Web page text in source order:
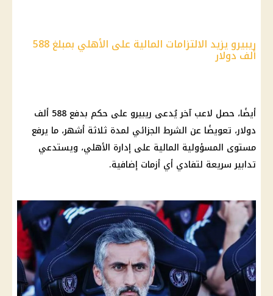
ريبيرو يزيد الالتزامات المالية على الأهلي بمبلغ 588
ألف دولار
أيضًا، حصل لاعب آخر يُدعى ريبيرو على حكم بدفع 588 ألف
دولار، تعويضًا عن الشرط الجزائي لمدة ثلاثة أشهر، ما يرفع
مستوى المسؤولية المالية على إدارة الأهلي، ويستدعي
تدابير سريعة لتفادي أي أزمات إضافية.